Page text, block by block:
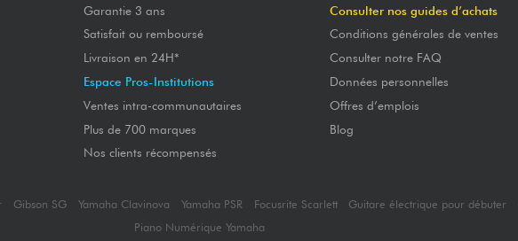
Garantie 3 ans
Satisfait ou remboursé
Livraison en 24H*
Espace Pros-Institutions
Ventes intra-communautaires
Plus de 700 marques
Nos clients récompensés
Consulter nos guides d’achats
Conditions générales de ventes
Consulter notre FAQ
Données personnelles
Offres d’emplois
Blog
Gibson SG Yamaha Clavinova Yamaha PSR Focusrite Scarlett Guitare électrique pour débuter
Piano Numérique Yamaha